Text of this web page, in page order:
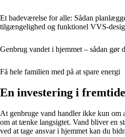
Et badeværelse for alle: Sådan
tilgængelighed og funktionel VVS-
Genbrug vandet i hjemmet – sådan gør
Få hele familien med på at spare energi
En investering i
At genbruge vand handler ikke kun om
om at tænke langsigtet. Vand bliver en
ved at tage ansvar i hjemmet kan du